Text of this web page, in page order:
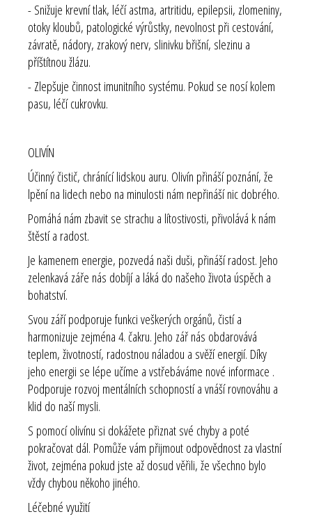
- Snižuje krevní tlak, léčí astma, artritidu, epilepsii, zlomeniny,
otoky kloubů, patologické výrůstky, nevolnost při cestování,
závratě, nádory, zrakový nerv, slinivku břišní, slezinu a
příštítnou žlázu.
- Zlepšuje činnost imunitního systému. Pokud se nosí kolem
pasu, léčí cukrovku.
OLIVÍN
Účinný čistič, chránící lidskou auru. Olivín přináší poznání, že
lpění na lidech nebo na minulosti nám nepřináší nic dobrého.
Pomáhá nám zbavit se strachu a lítostivosti, přivolává k nám
štěstí a radost.
Je kamenem energie, pozvedá naši duši, přináší radost. Jeho
zelenkavá záře nás dobíjí a láká do našeho života úspěch a
bohatství.
Svou září podporuje funkci veškerých orgánů, čistí a
harmonizuje zejména 4. čakru. Jeho zář nás obdarovává
teplem, životností, radostnou náladou a svěží energií. Díky
jeho energii se lépe učíme a vstřebáváme nové informace .
Podporuje rozvoj mentálních schopností a vnáší rovnováhu a
klid do naší mysli.
S pomocí olivínu si dokážete přiznat své chyby a poté
pokračovat dál. Pomůže vám přijmout odpovědnost za vlastní
život, zejména pokud jste až dosud věřili, že všechno bylo
vždy chybou někoho jiného.
Léčebné využití